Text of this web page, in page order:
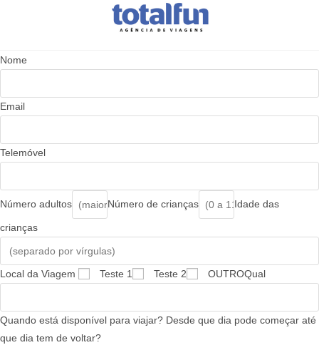
Nome
Email
Telemóvel
Número adultos Número de crianças Idade das
crianças
Local da Viagem Teste 1 Teste 2 OUTROQual
Quando está disponível para viajar? Desde que dia pode começar até
que dia tem de voltar?